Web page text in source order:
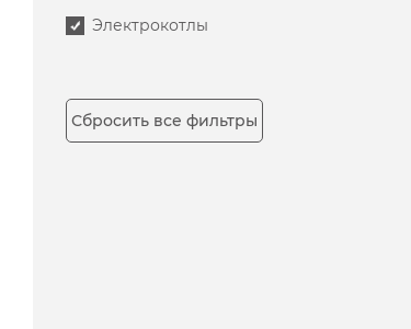
Электрокотлы
Сбросить все фильтры